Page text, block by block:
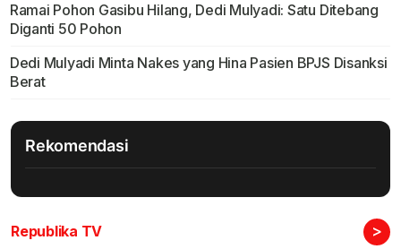
Ramai Pohon Gasibu Hilang, Dedi Mulyadi: Satu Ditebang
Diganti 50 Pohon
Dedi Mulyadi Minta Nakes yang Hina Pasien BPJS Disanksi
Berat
Rekomendasi
Republika TV >